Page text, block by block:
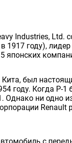
Industries,
году),
японских
был
году. Когда
ни одно
Renault